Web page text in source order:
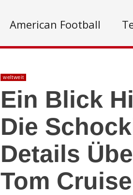
American Football
weltweit
Ein Blick
Die
Details
Tom Cruise